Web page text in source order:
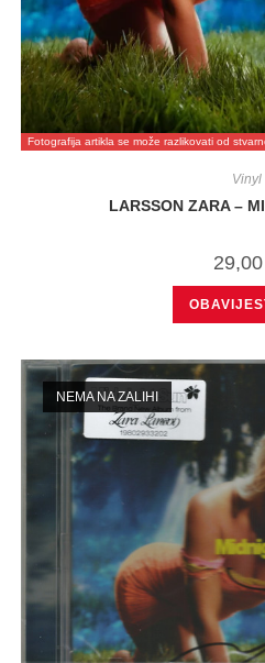
Fotografija artikla se može razlikovati od
Vinyl
LARSSON ZARA –
29,00
NEMA NA ZALIHI